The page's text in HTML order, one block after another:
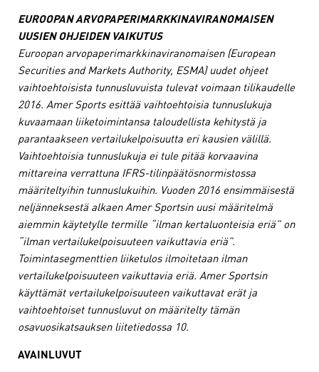
EUROOPAN ARVOPAPERIMARKKINAVIRANOMAISEN
UUSIEN OHJEIDEN VAIKUTUS
Euroopan arvopaperimarkkinaviranomaisen (European
Securities and Markets Authority, ESMA) uudet ohjeet
vaihtoehtoisista tunnusluvuista tulevat voimaan tilikaudelle
2016. Amer Sports esittää vaihtoehtoisia tunnuslukuja
kuvaamaan liiketoimintansa taloudellista kehitystä ja
parantaakseen vertailukelpoisuutta eri kausien välillä.
Vaihtoehtoisia tunnuslukuja ei tule pitää korvaavina
mittareina verrattuna IFRS-tilinpäätösnormistossa
määriteltyihin tunnuslukuihin. Vuoden 2016 ensimmäisestä
neljänneksestä alkaen Amer Sportsin uusi määritelmä
aiemmin käytetylle termille “ilman kertaluonteisia eriä” on
“ilman vertailukelpoisuuteen vaikuttavia eriä”.
Toimintasegmenttien liiketulos ilmoitetaan ilman
vertailukelpoisuuteen vaikuttavia eriä. Amer Sportsin
käyttämät vertailukelpoisuuteen vaikuttavat erät ja
vaihtoehtoiset tunnusluvut on määritelty tämän
osavuosikatsauksen liitetiedossa 10.
AVAINLUVUT